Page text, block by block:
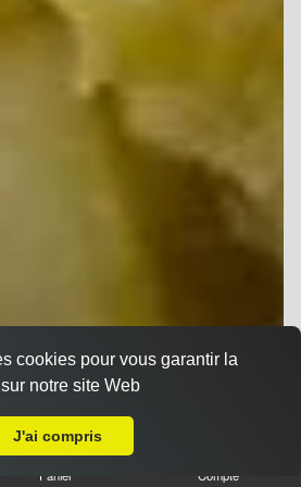
Panier Compte
cookies pour vous garantir la
notre site Web
J'ai compris